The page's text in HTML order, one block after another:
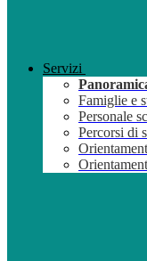
Servizi
Famiglie e
Personale
Percorsi di